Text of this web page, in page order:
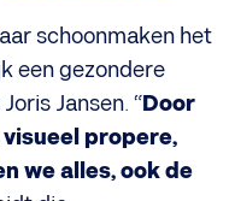
schoonmaken het
een gezondere
Jansen. “Door
propere,
we alles, ook de